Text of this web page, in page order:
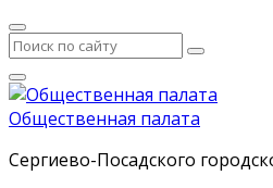
Общественная палата
Сергиево-Посадского